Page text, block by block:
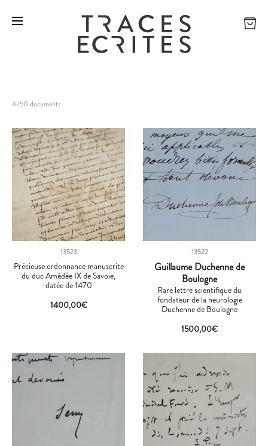
4750 documents
13523
Précieuse ordonnance manuscrite
du duc Amédée IX de Savoie,
datée de 1470
1400,00€
13522
Guillaume Duchenne de
Boulogne
Rare lettre scientifique du
fondateur de la neurologie
Duchenne de Boulogne
1500,00€